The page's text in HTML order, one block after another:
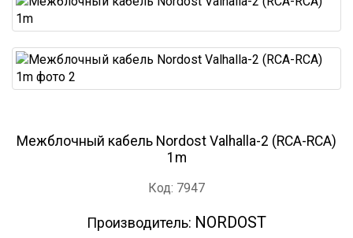
Межблочный кабель Nordost Valhalla-2 (RCA-RCA)
1m
Код: 7947
Производитель: NORDOST